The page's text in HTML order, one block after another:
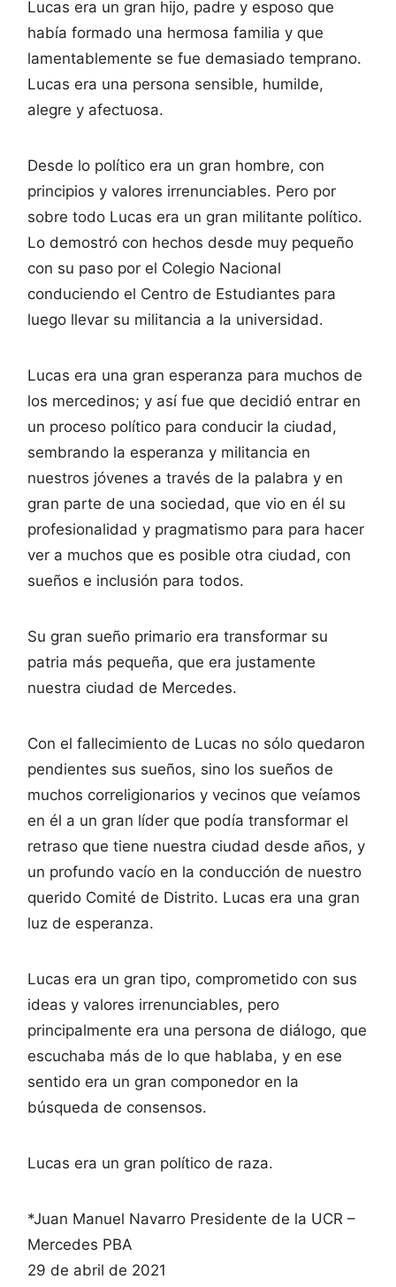
Lucas era un gran hijo, padre y esposo que
había formado una hermosa familia y que
lamentablemente se fue demasiado temprano.
Lucas era una persona sensible, humilde,
alegre y afectuosa.
Desde lo político era un gran hombre, con
principios y valores irrenunciables. Pero por
sobre todo Lucas era un gran militante político.
Lo demostró con hechos desde muy pequeño
con su paso por el Colegio Nacional
conduciendo el Centro de Estudiantes para
luego llevar su militancia a la universidad.
Lucas era una gran esperanza para muchos de
los mercedinos; y así fue que decidió entrar en
un proceso político para conducir la ciudad,
sembrando la esperanza y militancia en
nuestros jóvenes a través de la palabra y en
gran parte de una sociedad, que vio en él su
profesionalidad y pragmatismo para para hacer
ver a muchos que es posible otra ciudad, con
sueños e inclusión para todos.
Su gran sueño primario era transformar su
patria más pequeña, que era justamente
nuestra ciudad de Mercedes.
Con el fallecimiento de Lucas no sólo quedaron
pendientes sus sueños, sino los sueños de
muchos correligionarios y vecinos que veíamos
en él a un gran líder que podía transformar el
retraso que tiene nuestra ciudad desde años, y
un profundo vacío en la conducción de nuestro
querido Comité de Distrito. Lucas era una gran
luz de esperanza.
Lucas era un gran tipo, comprometido con sus
ideas y valores irrenunciables, pero
principalmente era una persona de diálogo, que
escuchaba más de lo que hablaba, y en ese
sentido era un gran componedor en la
búsqueda de consensos.
Lucas era un gran político de raza.
*Juan Manuel Navarro Presidente de la UCR –
Mercedes PBA
29 de abril de 2021